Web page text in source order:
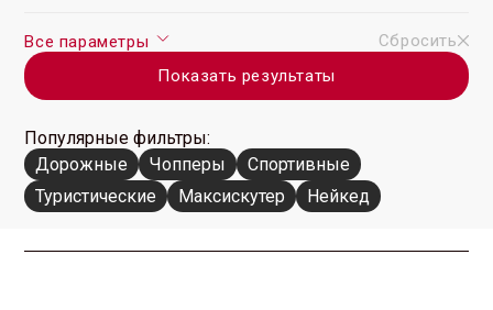
Все параметры
Сбросить
Показать результаты
Популярные фильтры:
Дорожные
Чопперы
Спортивные
Туристические
Максискутер Нейкед